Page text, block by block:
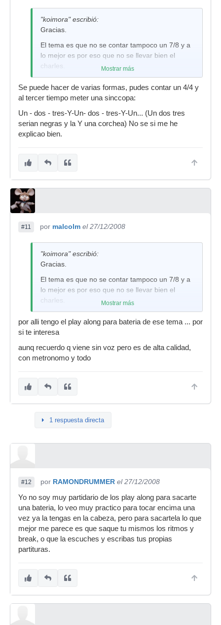
"koimora" escribió:
Gracias.
El tema es que no se contar tampoco un 7/8 y a
lo mejor es por eso que no se llevar bien el
charles.
Mostrar más
Se puede hacer de varias formas, pudes contar un 4/4 y
al tercer tiempo meter una sinccopa:
Un - dos - tres-Y-Un- dos - tres-Y-Un... (Un dos tres
serian negras y la Y una corchea) No se si me he
explicao bien.
#11 por malcolm el 27/12/2008
"koimora" escribió:
Gracias.
El tema es que no se contar tampoco un 7/8 y a
lo mejor es por eso que no se llevar bien el
charles.
Mostrar más
por alli tengo el play along para bateria de ese tema ... por
si te interesa
aunq recuerdo q viene sin voz pero es de alta calidad,
con metronomo y todo
1 respuesta directa
#12 por RAMONDRUMMER el 27/12/2008
Yo no soy muy partidario de los play along para sacarte
una bateria, lo veo muy practico para tocar encima una
vez ya la tengas en la cabeza, pero para sacartela lo que
mejor me parece es que saque tu mismos los ritmos y
break, o que la escuches y escribas tus propias
partituras.